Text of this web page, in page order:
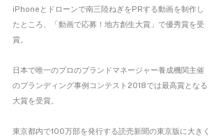
iPhoneとドローンで南三陸ねぎをPRする動画を制作し
たところ、「動画で応募！地方創生大賞」で優秀賞を受
賞。
日本で唯一のプロのブランドマネージャー養成機関主催
のブランディング事例コンテスト2018では最高賞となる
大賞を受賞。
東京都内で100万部を発行する読売新聞の東京版に大きく